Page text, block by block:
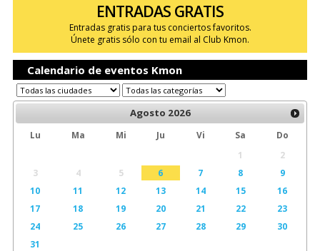
ENTRADAS GRATIS
Entradas gratis para tus conciertos favoritos.
Únete gratis sólo con tu email al Club Kmon.
Calendario de eventos Kmon
Agosto 2026
Lu Ma Mi Ju Vi Sa
Do
1
2
3
4 5 6 7 8
9
10
11 12 13 14 15
16
17
18 19 20 21 22
23
24
25 26 27 28 29
30
31